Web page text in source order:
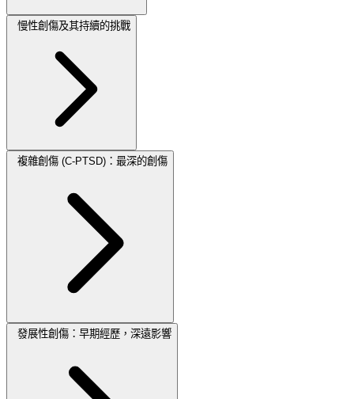
慢性創傷及其持續的挑戰
複雜創傷 (C-PTSD)：最深的創傷
發展性創傷：早期經歷，深遠影響